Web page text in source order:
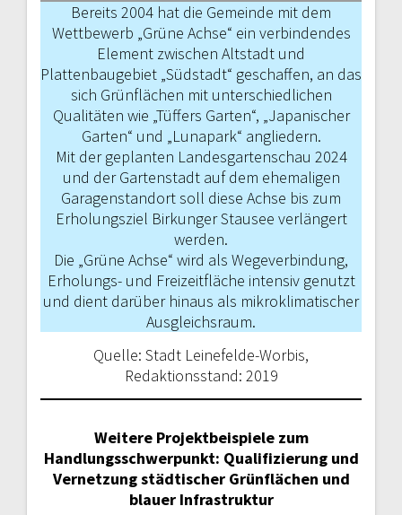
Bereits 2004 hat die Gemeinde mit dem
Wettbewerb „Grüne Achse“ ein ver­bindendes
Element zwischen Altstadt und
Plattenbaugebiet „Südstadt“ geschaffen, an das
sich Grünflächen mit unterschiedlichen
Qualitäten wie „Tüffers Garten“, „Japanischer
Garten“ und „Lunapark“ angliedern.
Mit der geplanten Landesgartenschau 2024
und der Gartenstadt auf dem ehemaligen
Garagenstandort soll diese Achse bis zum
Erholungsziel Birkunger Stausee verlängert
werden.
Die „­Grüne Achse“ wird als Wegever­bindung,
Erholungs- und Freizeitfläche intensiv genutzt
und dient darüber ­hinaus als mikroklimatischer
Aus­gleichsraum.
Quelle: Stadt Leinefelde-Worbis,
Redaktionsstand: 2019
Weitere Projektbeispiele zum
Handlungsschwerpunkt: Qualifizierung und
Vernetzung städtischer Grünflächen und
blauer Infrastruktur